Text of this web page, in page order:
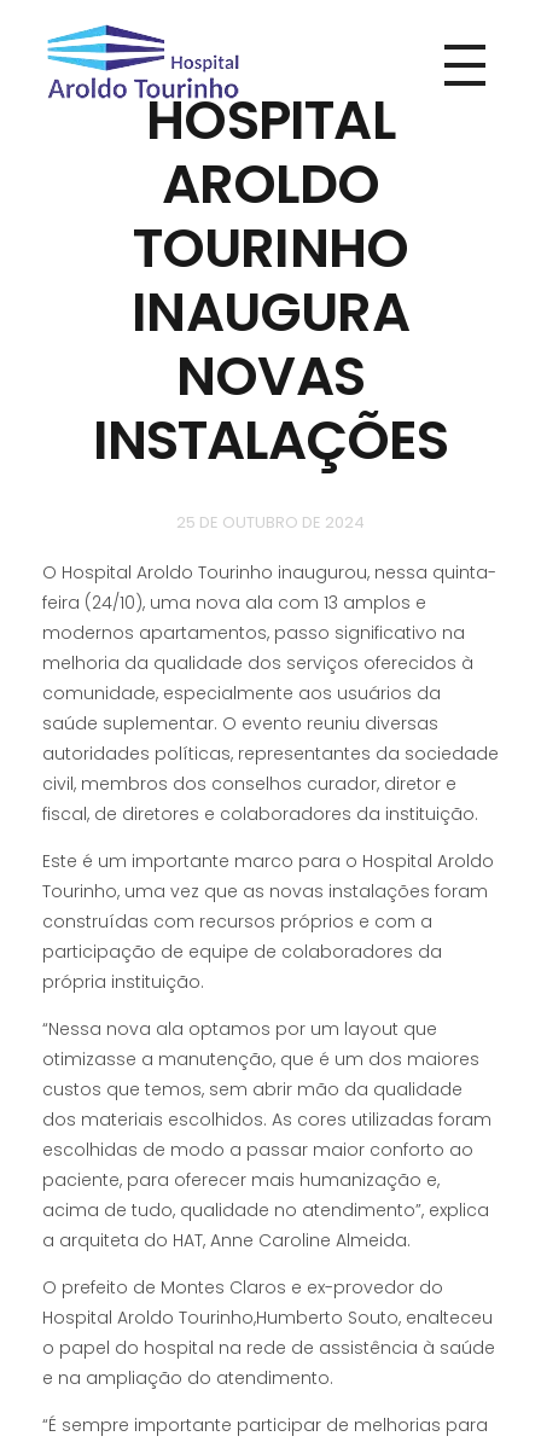
HOSPITAL
AROLDO
TOURINHO
INAUGURA
NOVAS
INSTALAÇÕES
25 DE OUTUBRO DE 2024
O Hospital Aroldo Tourinho inaugurou, nessa quinta-
feira (24/10), uma nova ala com 13 amplos e
modernos apartamentos, passo significativo na
melhoria da qualidade dos serviços oferecidos à
comunidade, especialmente aos usuários da
saúde suplementar. O evento reuniu diversas
autoridades políticas, representantes da sociedade
civil, membros dos conselhos curador, diretor e
fiscal, de diretores e colaboradores da instituição.
Este é um importante marco para o Hospital Aroldo
Tourinho, uma vez que as novas instalações foram
construídas com recursos próprios e com a
participação de equipe de colaboradores da
própria instituição.
“Nessa nova ala optamos por um layout que
otimizasse a manutenção, que é um dos maiores
custos que temos, sem abrir mão da qualidade
dos materiais escolhidos. As cores utilizadas foram
escolhidas de modo a passar maior conforto ao
paciente, para oferecer mais humanização e,
acima de tudo, qualidade no atendimento”, explica
a arquiteta do HAT, Anne Caroline Almeida.
O prefeito de Montes Claros e ex-provedor do
Hospital Aroldo Tourinho,Humberto Souto, enalteceu
o papel do hospital na rede de assistência à saúde
e na ampliação do atendimento.
“É sempre importante participar de melhorias para